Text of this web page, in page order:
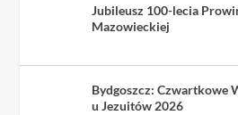
Jubileusz 100-lecia
Mazowieckiej
Bydgoszcz: Czwartkowe
u Jezuitów 2026